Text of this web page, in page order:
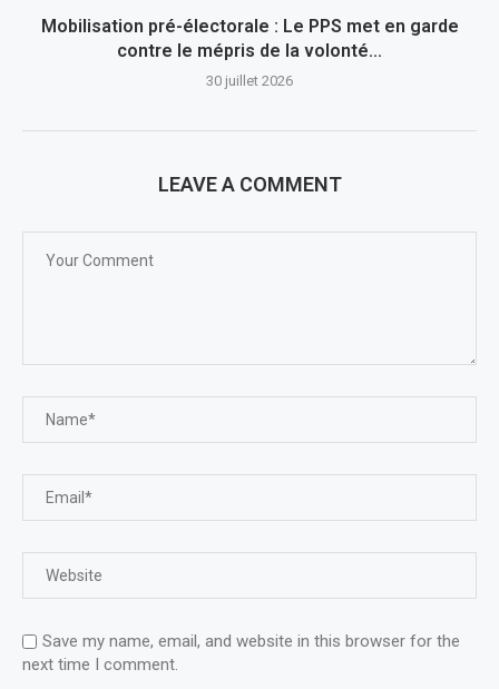
Mobilisation pré-électorale : Le PPS met en garde
contre le mépris de la volonté...
30 juillet 2026
LEAVE A COMMENT
Save my name, email, and website in this browser for the
next time I comment.